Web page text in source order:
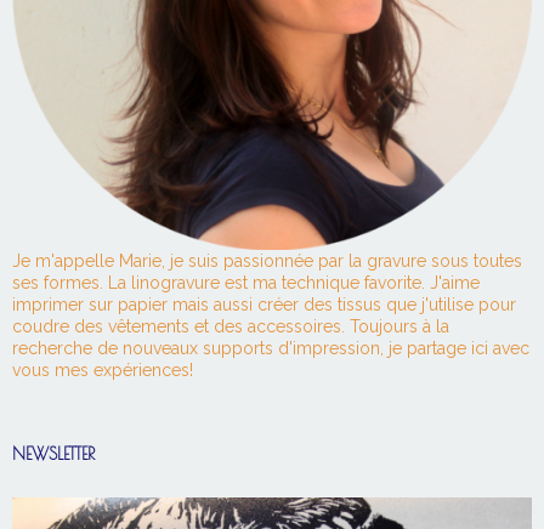
Je m'appelle Marie, je suis passionnée par la gravure sous toutes
ses formes. La linogravure est ma technique favorite. J'aime
imprimer sur papier mais aussi créer des tissus que j'utilise pour
coudre des vêtements et des accessoires. Toujours à la
recherche de nouveaux supports d'impression, je partage ici avec
vous mes expériences!
NEWSLETTER